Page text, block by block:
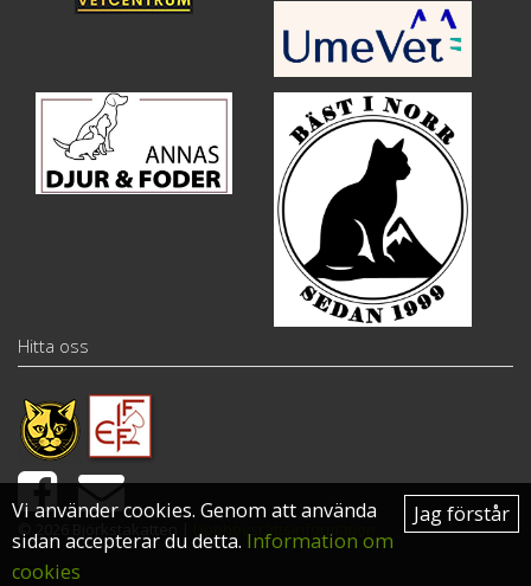
Hitta oss
© 2026 Björkstakatten | Upphovsrättsinformation
Jag förstår
Vi använder cookies. Genom att använda
sidan accepterar du detta. Information om
cookies